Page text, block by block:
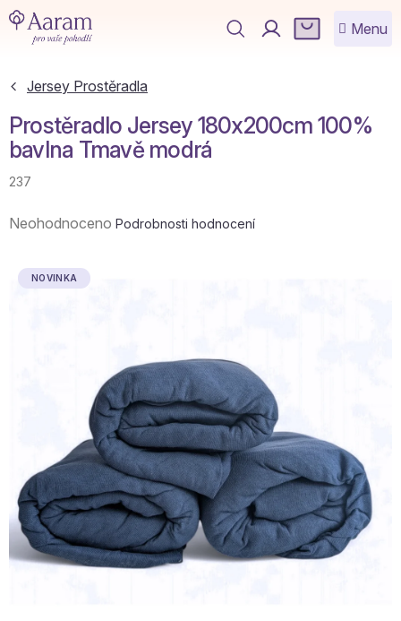
Přejít
na
obsah
NÁKUPNÍ
KOŠÍK
Jersey Prostěradla
Prostěradlo Jersey 180x200cm 100%
bavlna Tmavě modrá
237
Průměrné
Neohodnoceno Podrobnosti hodnocení
NOVINKA